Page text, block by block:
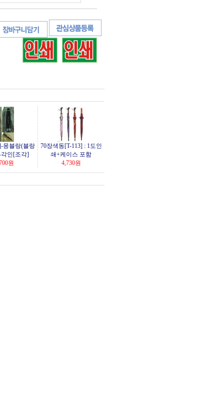
몽블랑(블랑
인[조각]
70장색동[T-113] : 1도인
쇄+케이스 포함
원 4,730원